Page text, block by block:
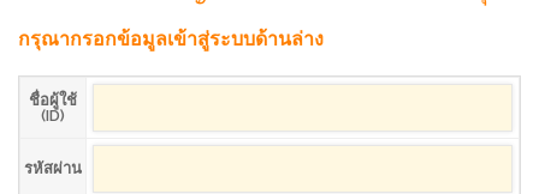
กรุณากรอกข้อมูลเข้าสู่ระบบด้านล่าง
ชื่อผู้ใช้
(ID)
รหัสผ่าน